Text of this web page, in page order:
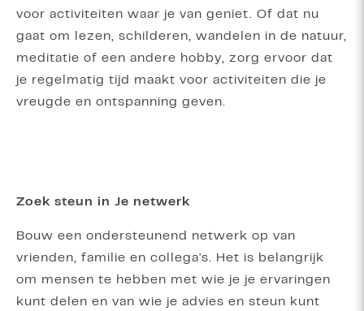
voor activiteiten waar je van geniet. Of dat nu
gaat om lezen, schilderen, wandelen in de natuur,
meditatie of een andere hobby, zorg ervoor dat
je regelmatig tijd maakt voor activiteiten die je
vreugde en ontspanning geven.
Zoek steun in Je netwerk
Bouw een ondersteunend netwerk op van
vrienden, familie en collega's. Het is belangrijk
om mensen te hebben met wie je je ervaringen
kunt delen en van wie je advies en steun kunt